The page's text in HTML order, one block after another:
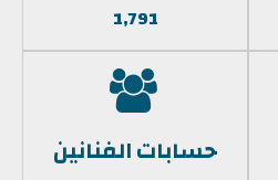
1,791
حسابات الفنانين